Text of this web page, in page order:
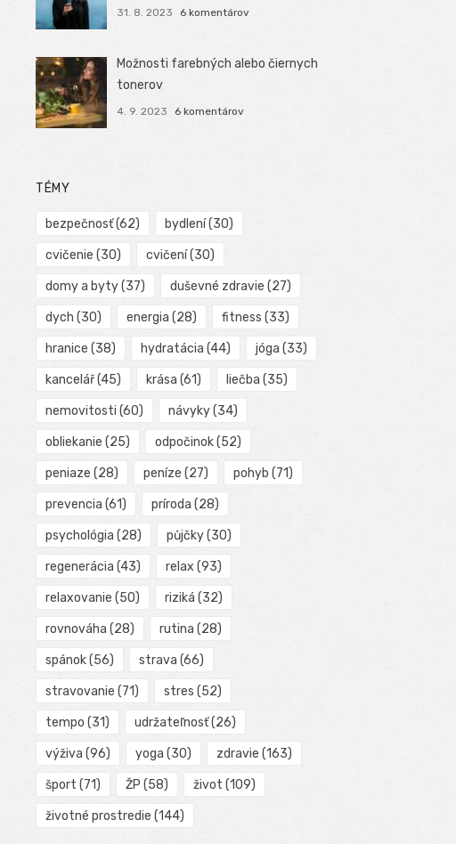
31. 8. 2023 6 komentárov
Možnosti farebných alebo čiernych
tonerov
4. 9. 2023 6 komentárov
TÉMY
bezpečnosť(62) bydlení(30)
cvičenie (30) cvičení(30)
domy a byty(37) duševné zdravie (27)
dych (30) energia (28) fitness (33)
hranice (38) hydratácia (44) jóga (33)
kancelář(45) krása (61) liečba (35)
nemovitosti (60) návyky(34)
obliekanie (25) odpočinok(52)
peniaze (28) peníze (27) pohyb (71)
prevencia (61) príroda (28)
psychológia (28) půjčky(30)
regenerácia (43) relax (93)
relaxovanie (50) riziká (32)
rovnováha (28) rutina (28)
spánok(56) strava (66)
stravovanie (71) stres (52)
tempo (31) udržateľnosť(26)
výživa (96) yoga (30) zdravie (163)
šport (71) ŽP (58) život (109)
životné prostredie (144)